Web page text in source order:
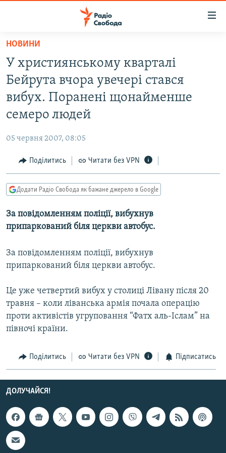
Перейти
основного
матеріалу
Перейти
до
основної
Перейти
пошуку
ВСЕ ЗА ДОБУ
СТАТТІ
СУСПІЛЬСТВО
КУЛЬТУРА
СПОРТ
СВІТ
ДОНБАС.РЕАЛІЇ
КРИМ.РЕАЛІЇ
ТИ ЯК?
КИТАЙ.ВИКЛИКИ
ФОТО
СПЕЦПРОЄКТИ
ПОДКАСТИ
КРИМ РЕАЛІЇ
РУС
КТАТ
ДОЛУЧАЙСЯ!
НОВИНИ
У християнському кварталі
Бейрута вчора увечері стався
вибух. Поранені щонайменше
семеро людей
05 червня 2007, 08:05
Поділитись Читати без VPN
Додати Радіо Свобода як бажане джерело в Google
За повідомленням поліції, вибухнув
припаркований біля церкви автобус.
За повідомленням поліції, вибухнув
припаркований біля церкви автобус.
Це уже четвертий вибух у столиці Лівану після 20
травня – коли ліванська армія почала операцію
проти активістів угруповання “Фатх аль-Іслам” на
півночі країни.
Поділитись Читати без VPN Підписатись
ДОЛУЧАЙСЯ!